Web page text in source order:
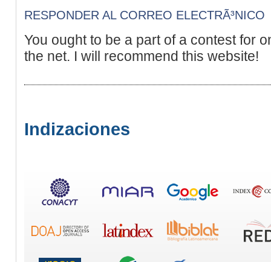
RESPONDER AL CORREO ELECTRÃ³NICO
You ought to be a part of a contest for
the net. I will recommend this website!
Indizaciones